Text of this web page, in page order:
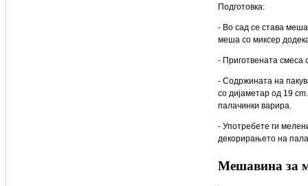
Подготовка:
- Во сад се става
меша со миксер
- Приготвената смеса
- Содржината на
со дијаметар од 19
палачинки варира.
- Употребете ги
декорирањето на
Мешавина за